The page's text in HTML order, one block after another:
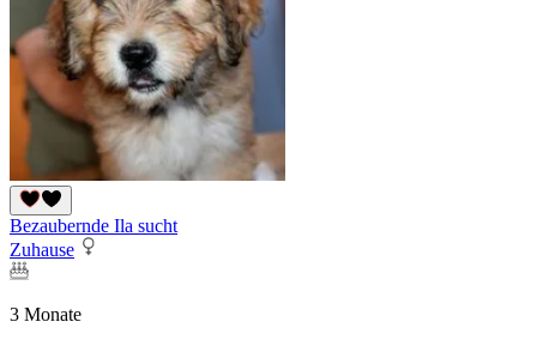
Bezaubernde Ila sucht
Zuhause
3 Monate